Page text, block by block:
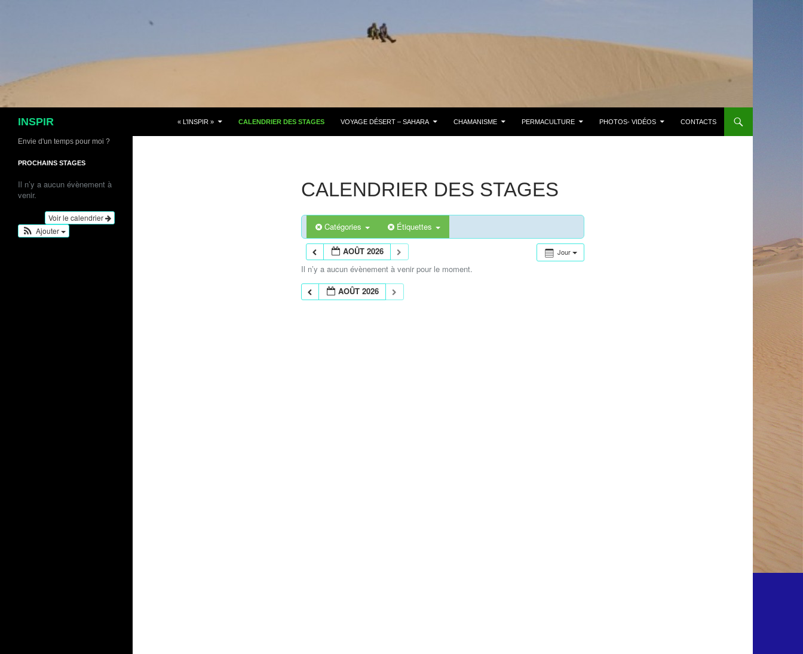
INSPIR « L’INSPIR » CALENDRIER DES STAGES VOYAGE DÉSERT – SAHARA CHAMANISME PERMACULTURE PHOTOS- VIDÉOS CONTACTS
CALENDRIER DES STAGES
Catégories Étiquettes
Jour
AOÛT 2026
Il n’y a aucun évènement à venir pour le moment.
AOÛT 2026
Envie d'un temps pour moi ?
PROCHAINS STAGES
Il n’y a aucun évènement à
venir.
Voir le calendrier
Ajouter